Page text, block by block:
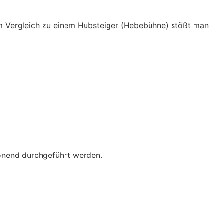
zu einem Hubsteiger (Hebebühne) stößt man
durchgeführt werden.